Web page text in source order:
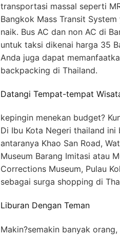
transportasi massal seperti
Bangkok Mass Transit
naik. Bus AC dan non AC di
untuk taksi dikenai harga 35
Anda juga dapat
backpacking di Thailand.
Datangi Tempat-tempat
kepingin menekan budget?
Di Ibu Kota Negeri thailand
antaranya Khao San Road,
Museum Barang Imitasi atau
Corrections Museum, Pulau
sebagai surga shopping di
Liburan Dengan Teman
Makin?semakin banyak